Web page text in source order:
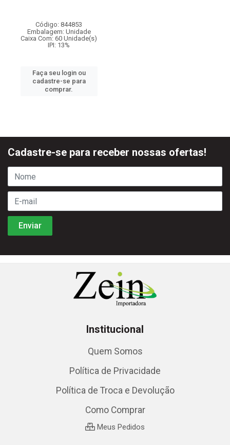
Código: 844853
Embalagem: Unidade
Caixa Com: 60 Unidade(s)
IPI: 13%
Faça seu login ou
cadastre-se para
comprar.
Cadastre-se para receber nossas ofertas!
Institucional
Quem Somos
Política de Privacidade
Política de Troca e Devolução
Como Comprar
Meus Pedidos